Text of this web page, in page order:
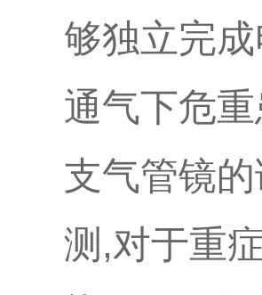
够独立完
通气下危
支气管镜
测,对于重